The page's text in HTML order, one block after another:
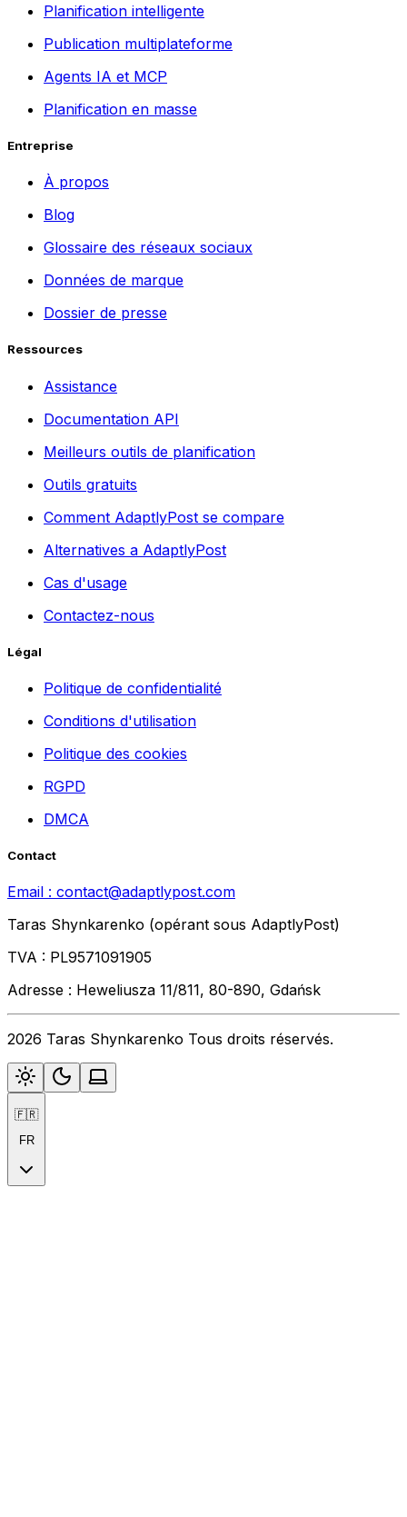
Planification intelligente
Publication multiplateforme
Agents IA et MCP
Planification en masse
Entreprise
À propos
Blog
Glossaire des réseaux sociaux
Données de marque
Dossier de presse
Ressources
Assistance
Documentation API
Meilleurs outils de planification
Outils gratuits
Comment AdaptlyPost se compare
Alternatives a AdaptlyPost
Cas d'usage
Contactez-nous
Légal
Politique de confidentialité
Conditions d'utilisation
Politique des cookies
RGPD
DMCA
Contact
Email : contact@adaptlypost.com
Taras Shynkarenko (opérant sous AdaptlyPost)
TVA : PL9571091905
Adresse : Heweliusza 11/811, 80-890, Gdańsk
2026 Taras Shynkarenko Tous droits réservés.
🇫🇷
FR